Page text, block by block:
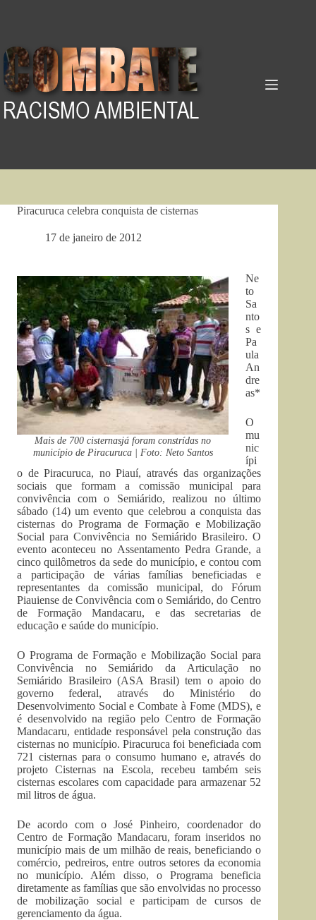
Piracuruca celebra conquista de cisternas
17 de janeiro de 2012
Mais de 700 cisternasjá foram constrídas no
município de Piracuruca | Foto: Neto Santos
Ne
to
Sa
nto
s e
Pa
ula
An
dre
as*
O
mu
nic
ípi
o de Piracuruca, no Piauí, através das organizações
sociais que formam a comissão municipal para
convivência com o Semiárido, realizou no último
sábado (14) um evento que celebrou a conquista das
cisternas do Programa de Formação e Mobilização
Social para Convivência no Semiárido Brasileiro. O
evento aconteceu no Assentamento Pedra Grande, a
cinco quilômetros da sede do município, e contou com
a participação de várias famílias beneficiadas e
representantes da comissão municipal, do Fórum
Piauiense de Convivência com o Semiárido, do Centro
de Formação Mandacaru, e das secretarias de
educação e saúde do município.
O Programa de Formação e Mobilização Social para
Convivência no Semiárido da Articulação no
Semiárido Brasileiro (ASA Brasil) tem o apoio do
governo federal, através do Ministério do
Desenvolvimento Social e Combate à Fome (MDS), e
é desenvolvido na região pelo Centro de Formação
Mandacaru, entidade responsável pela construção das
cisternas no município. Piracuruca foi beneficiada com
721 cisternas para o consumo humano e, através do
projeto Cisternas na Escola, recebeu também seis
cisternas escolares com capacidade para armazenar 52
mil litros de água.
De acordo com o José Pinheiro, coordenador do
Centro de Formação Mandacaru, foram inseridos no
município mais de um milhão de reais, beneficiando o
comércio, pedreiros, entre outros setores da economia
no município. Além disso, o Programa beneficia
diretamente as famílias que são envolvidas no processo
de mobilização social e participam de cursos de
gerenciamento da água.